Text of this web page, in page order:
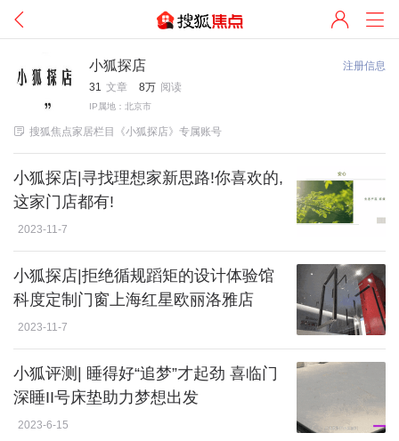
小狐探店
31 文章 8万 阅读
IP属地：北京市
注册信息
 搜狐焦点家居栏目《小狐探店》专属账号
小狐探店|寻找理想家新思路!你喜欢的,
这家门店都有!
2023-11-7
小狐探店|拒绝循规蹈矩的设计体验馆
科度定制门窗上海红星欧丽洛雅店
2023-11-7
小狐评测| 睡得好“追梦”才起劲 喜临门
深睡II号床垫助力梦想出发
2023-6-15